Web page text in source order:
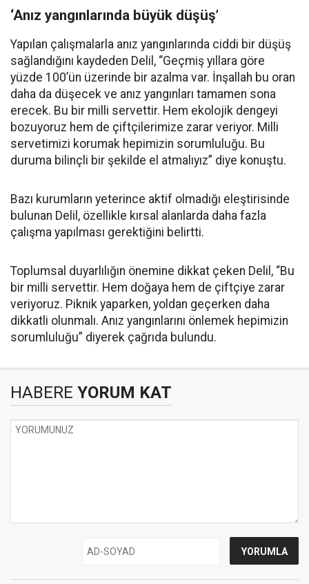
‘Anız yangınlarında büyük düşüş’
Yapılan çalışmalarla anız yangınlarında ciddi bir düşüş
sağlandığını kaydeden Delil, “Geçmiş yıllara göre
yüzde 100’ün üzerinde bir azalma var. İnşallah bu oran
daha da düşecek ve anız yangınları tamamen sona
erecek. Bu bir milli servettir. Hem ekolojik dengeyi
bozuyoruz hem de çiftçilerimize zarar veriyor. Milli
servetimizi korumak hepimizin sorumluluğu. Bu
duruma bilinçli bir şekilde el atmalıyız” diye konuştu.
Bazı kurumların yeterince aktif olmadığı eleştirisinde
bulunan Delil, özellikle kırsal alanlarda daha fazla
çalışma yapılması gerektiğini belirtti.
Toplumsal duyarlılığın önemine dikkat çeken Delil, “Bu
bir milli servettir. Hem doğaya hem de çiftçiye zarar
veriyoruz. Piknik yaparken, yoldan geçerken daha
dikkatli olunmalı. Anız yangınlarını önlemek hepimizin
sorumluluğu” diyerek çağrıda bulundu.
HABERE YORUM KAT